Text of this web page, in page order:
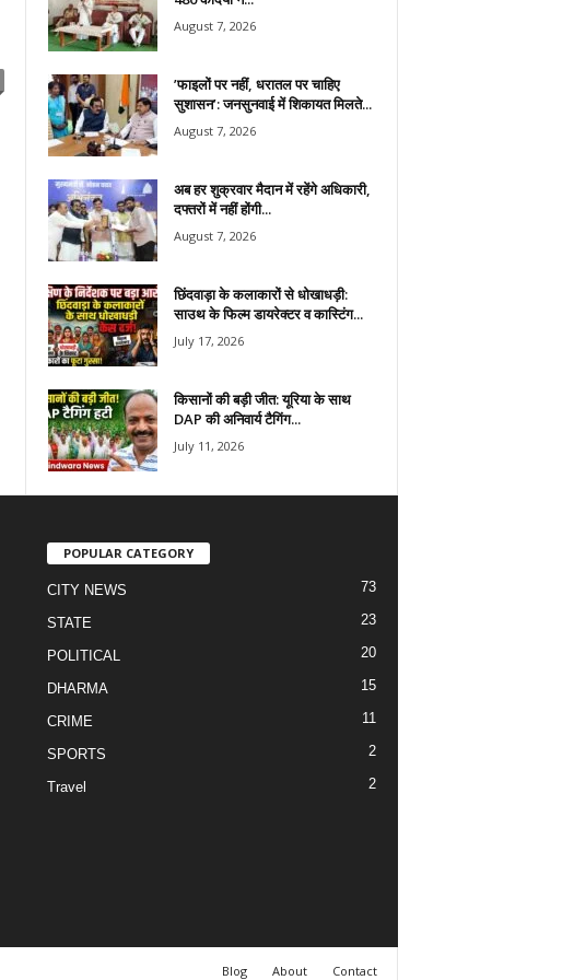
August 7, 2026
​’फाइलों पर नहीं, धरातल पर चाहिए
सुशासन’: जनसुनवाई में शिकायत मिलते...
August 7, 2026
अब हर शुक्रवार मैदान में रहेंगे अधिकारी,
दफ्तरों में नहीं होंगी...
August 7, 2026
छिंदवाड़ा के कलाकारों से धोखाधड़ी:
साउथ के फिल्म डायरेक्टर व कास्टिंग...
July 17, 2026
किसानों की बड़ी जीत: यूरिया के साथ
DAP की अनिवार्य टैगिंग...
July 11, 2026
POPULAR CATEGORY
CITY NEWS 73
STATE 23
POLITICAL 20
DHARMA 15
CRIME 11
SPORTS 2
Travel 2
Blog About Contact